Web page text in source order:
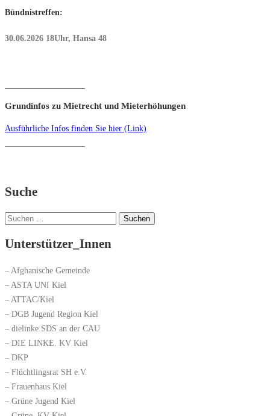
Bündnistreffen:
30.06.2026 18Uhr, Hansa 48
Grundinfos zu Mietrecht und Mieterhöhungen
Ausführliche Infos finden Sie hier (Link)
Suche
Suchen
Unterstützer_Innen
– Afghanische Gemeinde
– ASTA UNI Kiel
– ATTAC/Kiel
– DGB Jugend Region Kiel
– dielinke.SDS an der CAU
– DIE LINKE. KV Kiel
– DKP
– Flüchtlingsrat SH e.V.
– Frauenhaus Kiel
– Grüne Jugend Kiel